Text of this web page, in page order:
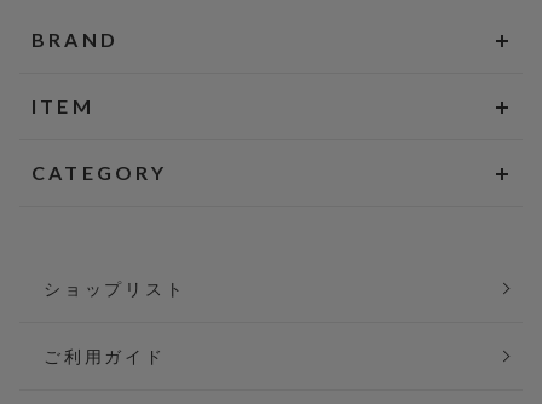
BRAND
ITEM
CATEGORY
ショップリスト
ご利用ガイド